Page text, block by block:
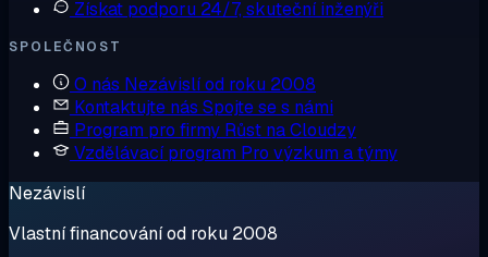
Získat podporu 24/7, skuteční inženýři
SPOLEČNOST
O nás Nezávislí od roku 2008
Kontaktujte nás Spojte se s námi
Program pro firmy Růst na Cloudzy
Vzdělávací program Pro výzkum a týmy
Nezávislí
Vlastní financování od roku 2008